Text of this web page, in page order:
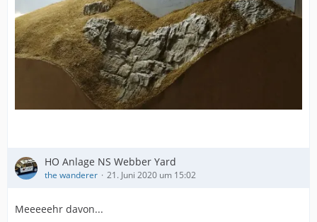
HO Anlage NS Webber Yard
the wanderer 21. Juni 2020 um 15:02
Meeeeehr davon...